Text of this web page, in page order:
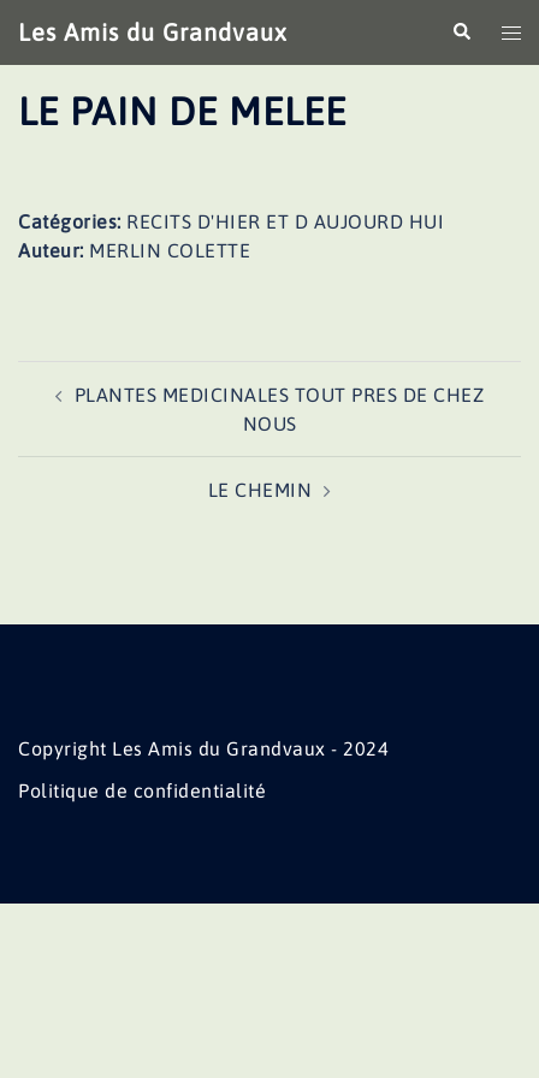
au
contenu
Les Amis du Grandvaux
le
LE PAIN DE MELEE
Catégories: RECITS D'HIER ET D AUJOURD HUI
Auteur: MERLIN COLETTE
d’article
PLANTES MEDICINALES TOUT PRES DE CHEZ
NOUS
LE CHEMIN
Copyright Les Amis du Grandvaux - 2024
Politique de confidentialité